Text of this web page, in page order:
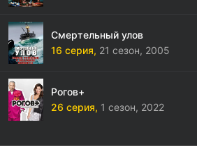
Смертельный улов
16 серия, 21 сезон, 2005
Рогов+
26 серия, 1 сезон, 2022